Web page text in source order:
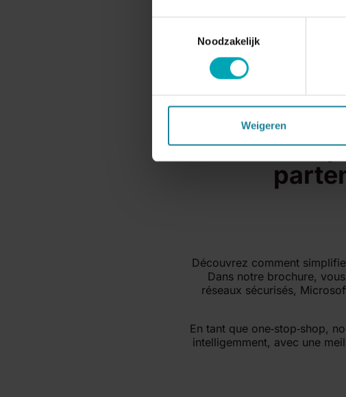
Noodzakelijk
Weigeren
Découvrez comment
Dans notre brochure,
réseaux sécurisés,
En tant que one‑stop‑shop,
intelligemment, avec une